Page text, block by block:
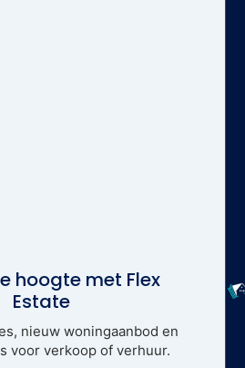
hoogte met Flex
Estate
nieuw woningaanbod en
voor verkoop of verhuur.